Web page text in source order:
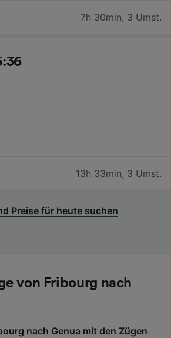
7h 30min, 3 Umst.
13h 33min, 3 Umst.
Preise für heute suchen
von Fribourg nach
nach Genua mit den Zügen